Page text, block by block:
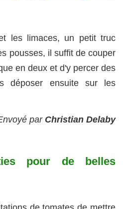
les limaces, un petit truc
pousses, il suffit de couper
en deux et d'y percer des
déposer ensuite sur les
par Christian Delaby
pour de belles